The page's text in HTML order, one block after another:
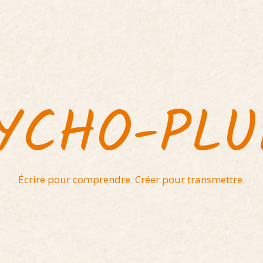
Écrire pour comprendre. Créer pour transmettre.